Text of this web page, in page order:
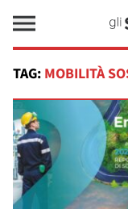
TAG: MOBILITÀ